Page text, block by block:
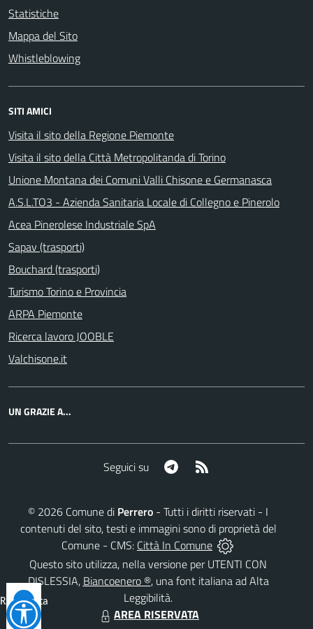
Statistiche
Mappa del Sito
Whistleblowing
SITI AMICI
Visita il sito della Regione Piemonte
Visita il sito della Città Metropolitanda di Torino
Unione Montana dei Comuni Valli Chisone e Germanasca
A.S.L.TO3 - Azienda Sanitaria Locale di Collegno e Pinerolo
Acea Pinerolese Industriale SpA
Sapav (trasporti)
Bouchard (trasporti)
Turismo Torino e Provincia
ARPA Piemonte
Ricerca lavoro JOOBLE
Valchisone.it
UN GRAZIE A...
Seguici su Telegram
© 2026 Comune di Perrero - Tutti i diritti riservati - I
contenuti del sito, testi e immagini sono di proprietà del
Comune - CMS: Città In Comune
Questo sito utilizza, nella versione per UTENTI CON
DISLESSIA, Biancoenero ®, una font italiana ad Alta
Leggibilità.
AREA RISERVATA
Reimposta
tutto